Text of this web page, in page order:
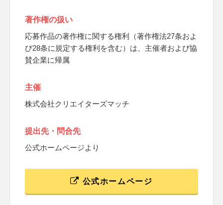
著作権の扱い
応募作品の著作権に関する権利（著作権法27条およ
び28条に規定する権利を含む）は、主催者および協
賛企業に帰属
主催
株式会社クリエイターズマッチ
提出先・問合先
公式ホームページより
公式ホームページ